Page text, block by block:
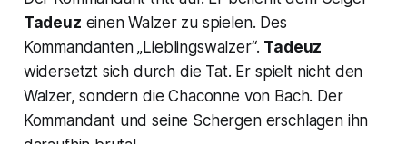
Tadeuz einen Walzer zu spielen. Des
Kommandanten „Lieblingswalzer“. Tadeuz
widersetzt sich durch die Tat. Er spielt nicht den
Walzer, sondern dieChaconne von Bach. Der
Kommandant und seine Schergen erschlagen ihn